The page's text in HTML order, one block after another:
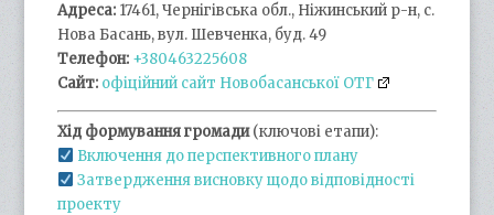
Адреса: 17461, Чернігівська обл., Ніжинський р-н, с.
Нова Басань, вул. Шевченка, буд. 49
Телефон: +380463225608
Сайт: офіційний сайт Новобасанської ОТГ
Хід формування громади(ключові етапи):
Включення до перспективного плану
Затвердження висновку щодо відповідності
проекту